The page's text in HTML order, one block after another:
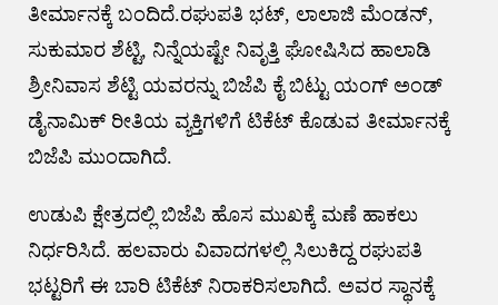
ತೀರ್ಮಾನಕ್ಕೆ ಬಂದಿದೆ.ರಘುಪತಿ ಭಟ್, ಲಾಲಾಜಿ ಮೆಂಡನ್,
ಸುಕುಮಾರ ಶೆಟ್ಟಿ, ನಿನ್ನೆಯಷ್ಟೇ ನಿವೃತ್ತಿ ಘೋಷಿಸಿದ ಹಾಲಾಡಿ
ಶ್ರೀನಿವಾಸ ಶೆಟ್ಟಿ ಯವರನ್ನು ಬಿಜೆಪಿ ಕೈ ಬಿಟ್ಟು ಯಂಗ್ ಅಂಡ್
ಡೈನಾಮಿಕ್ ರೀತಿಯ ವ್ಯಕ್ತಿಗಳಿಗೆ ಟಿಕೆಟ್ ಕೊಡುವ ತೀರ್ಮಾನಕ್ಕೆ
ಬಿಜೆಪಿ ಮುಂದಾಗಿದೆ.
ಉಡುಪಿ ಕ್ಷೇತ್ರದಲ್ಲಿ ಬಿಜೆಪಿ ಹೊಸ ಮುಖಕ್ಕೆ ಮಣೆ ಹಾಕಲು
ನಿರ್ಧರಿಸಿದೆ. ಹಲವಾರು ವಿವಾದಗಳಲ್ಲಿ ಸಿಲುಕಿದ್ದ ರಘುಪತಿ
ಭಟ್ಟರಿಗೆ ಈ ಬಾರಿ ಟಿಕೆಟ್ ನಿರಾಕರಿಸಲಾಗಿದೆ. ಅವರ ಸ್ಥಾನಕ್ಕೆ